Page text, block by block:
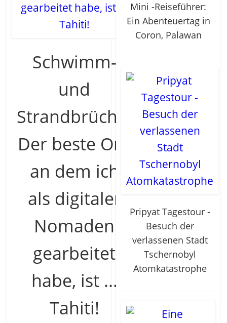
Schwimm-
und
Strandbrüche:
Der beste Ort,
an dem ich
als digitaler
Nomaden
gearbeitet
habe, ist ...
Tahiti!
Mini -Reiseführer:
Ein Abenteuertag in
Coron, Palawan
Pripyat Tagestour -
Besuch der
verlassenen Stadt
Tschernobyl
Atomkatastrophe